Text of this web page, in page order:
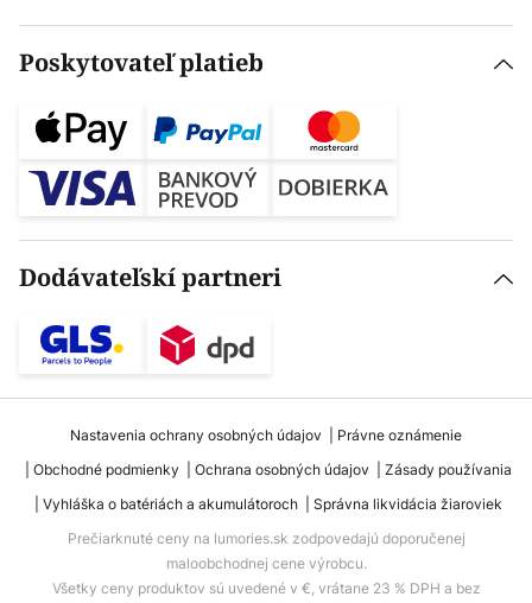
Poskytovateľ platieb
Dodávateľskí partneri
Nastavenia ochrany osobných údajov
Právne oznámenie
Obchodné podmienky
Ochrana osobných údajov
Zásady používania
Vyhláška o batériách a akumulátoroch
Správna likvidácia žiaroviek
Prečiarknuté ceny na lumories.sk zodpovedajú doporučenej
maloobchodnej cene výrobcu.
Všetky ceny produktov sú uvedené v €, vrátane 23 % DPH a bez